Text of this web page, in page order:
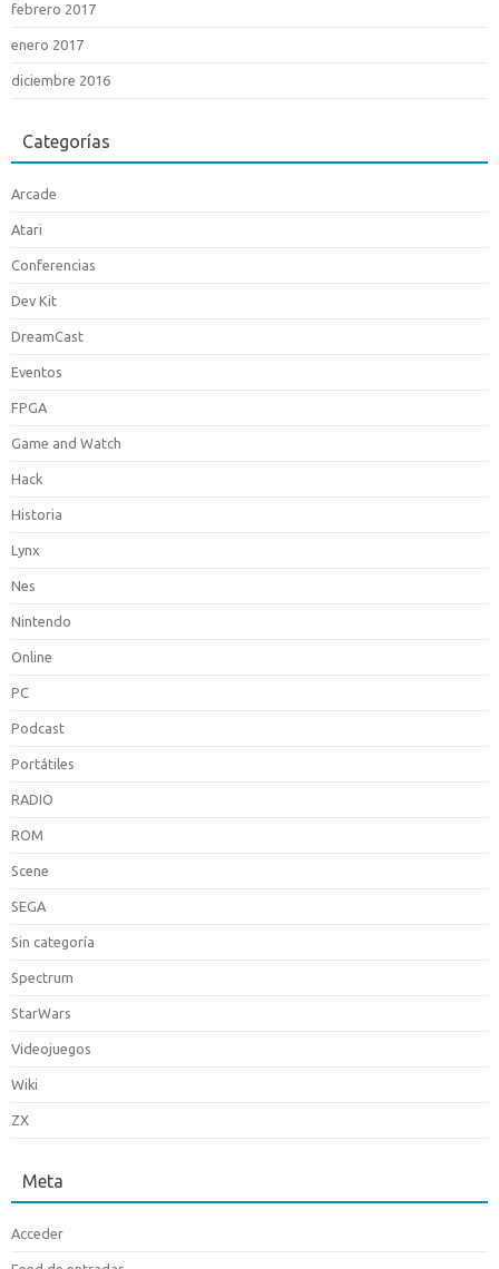
febrero 2017
enero 2017
diciembre 2016
Categorías
Arcade
Atari
Conferencias
Dev Kit
DreamCast
Eventos
FPGA
Game and Watch
Hack
Historia
Lynx
Nes
Nintendo
Online
PC
Podcast
Portátiles
RADIO
ROM
Scene
SEGA
Sin categoría
Spectrum
StarWars
Videojuegos
Wiki
ZX
Meta
Acceder